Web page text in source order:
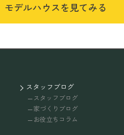
モデルハウスを見てみる
スタッフブログ
スタッフブログ
家づくりブログ
お役立ちコラム